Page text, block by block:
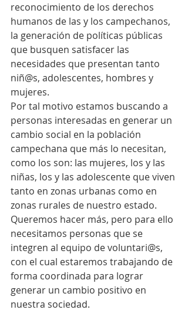
reconocimiento de los derechos
humanos de las y los campechanos,
la generación de políticas públicas
que busquen satisfacer las
necesidades que presentan tanto
niñ@s, adolescentes, hombres y
mujeres.
Por tal motivo estamos buscando a
personas interesadas en generar un
cambio social en la población
campechana que más lo necesitan,
como los son: las mujeres, los y las
niñas, los y las adolescente que viven
tanto en zonas urbanas como en
zonas rurales de nuestro estado.
Queremos hacer más, pero para ello
necesitamos personas que se
integren al equipo de voluntari@s,
con el cual estaremos trabajando de
forma coordinada para lograr
generar un cambio positivo en
nuestra sociedad.